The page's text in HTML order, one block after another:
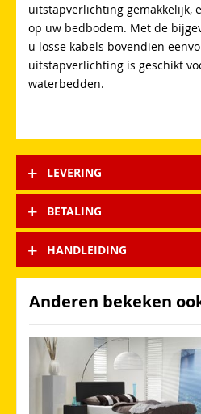
uitstapverlichting gemakkelijk,
op uw bedbodem. Met de
u losse kabels bovendien
uitstapverlichting is geschikt
waterbedden.
LEVERING
BETALING
HANDLEIDING
Anderen bekeken